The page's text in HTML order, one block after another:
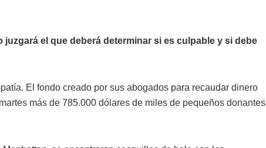
el que deberá determinar si es culpable y si debe
El fondo creado por sus abogados para recaudar dinero
más de 785.000 dólares de miles de pequeños donantes